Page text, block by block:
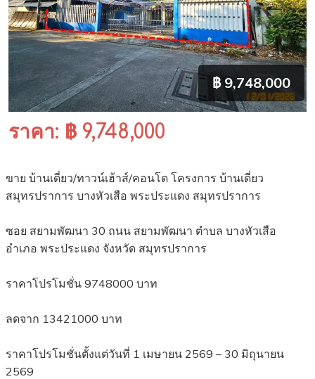
฿ 9,748,000
ราคา: ฿ 9,748,000
ขาย บ้านเดี่ยว/ทาวน์เฮ้าส์/คอนโด โครงการ บ้านเดี่ยว
สมุทรปราการ บางหัวเสือ พระประแดง สมุทรปราการ
ซอย สยามพัฒนา 30 ถนน สยามพัฒนา ตำบล บางหัวเสือ
อำเภอ พระประแดง จังหวัด สมุทรปราการ
ราคาโปรโมชั่น 9748000 บาท
ลดจาก 13421000 บาท
ราคาโปรโมชั่นตั้งแต่วันที่ 1 เมษายน 2569 – 30 มิถุนายน
2569